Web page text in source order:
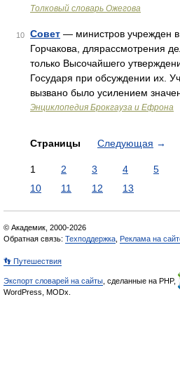
Толковый словарь Ожегова
10 Совет — министров учрежден в
Горчакова, длярассмотрения
только Высочайшего
Государя при обсуждении их.
вызвано было усилением
Энциклопедия Брокгауза и Ефрона
Страницы Следующая →
1 2 3 4 5
10
11 12 13
© Академик, 2000-2026
Обратная связь: Техподдержка Реклама на
👣 Путешествия
Экспорт словарей на сайты , сделанные на PHP,
WordPress, MODx.